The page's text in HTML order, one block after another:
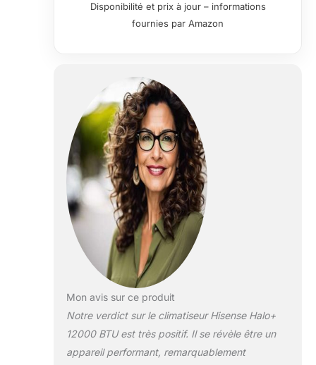
autonettoyant
(intérieur),
Disponibilité et prix à jour – informations
fournies par Amazon
Mon avis sur ce produit
Notre verdict sur le climatiseur Hisense Halo+
12000 BTU est très positif. Il se révèle être un
appareil performant, remarquablement